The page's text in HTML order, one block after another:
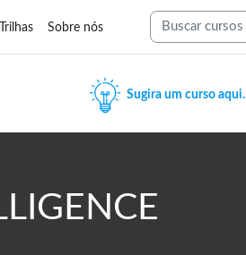
Trilhas Sobre nós Blocos
Buscar cursos
Sugira um curso aqui.